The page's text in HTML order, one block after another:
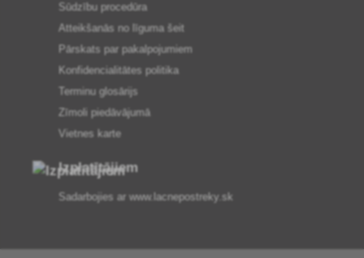
Sūdzību procedūra
Atteikšanās no līguma šeit
Pārskats par pakalpojumiem
Konfidencialitātes politika
Terminu glosārijs
Zīmoli piedāvājumā
Vietnes karte
Izplatītājiem
Sadarbojies ar www.lacnepostreky.sk